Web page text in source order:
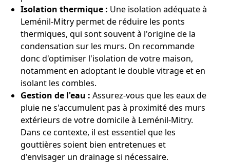
Isolation thermique : Une isolation adéquate à
Leménil-Mitry permet de réduire les ponts
thermiques, qui sont souvent à l'origine de la
condensation sur les murs. On recommande
donc d'optimiser l'isolation de votre maison,
notamment en adoptant le double vitrage et en
isolant les combles.
Gestion de l'eau : Assurez-vous que les eaux de
pluie ne s'accumulent pas à proximité des murs
extérieurs de votre domicile à Leménil-Mitry.
Dans ce contexte, il est essentiel que les
gouttières soient bien entretenues et
d'envisager un drainage si nécessaire.